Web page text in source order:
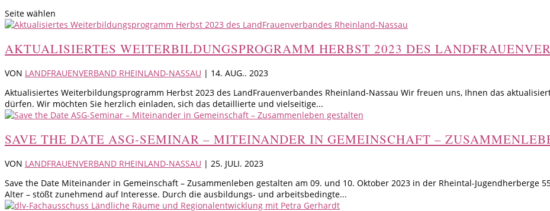
Seite wählen
AKTUALISIERTES WEITERBILDUNGSPROGRAMM HERBST 2023 DES
VON LANDFRAUENVERBAND RHEINLAND-NASSAU | 14. AUG.. 2023
Aktualisiertes Weiterbildungsprogramm Herbst 2023 des LandFrauenverbandes Rheinland-Nassau Wir freuen uns, Ihnen das
dürfen. Wir möchten Sie herzlich einladen, sich das detaillierte und vielseitige...
SAVE THE DATE ASG-SEMINAR – MITEINANDER IN GEMEINSCHAFT –
VON LANDFRAUENVERBAND RHEINLAND-NASSAU | 25. JULI. 2023
Save the Date Miteinander in Gemeinschaft – Zusammenleben gestalten am 09. und 10. Oktober 2023 in der Rheintal-Jugendherberge
Alter – stößt zunehmend auf Interesse. Durch die ausbildungs- und arbeitsbedingte...